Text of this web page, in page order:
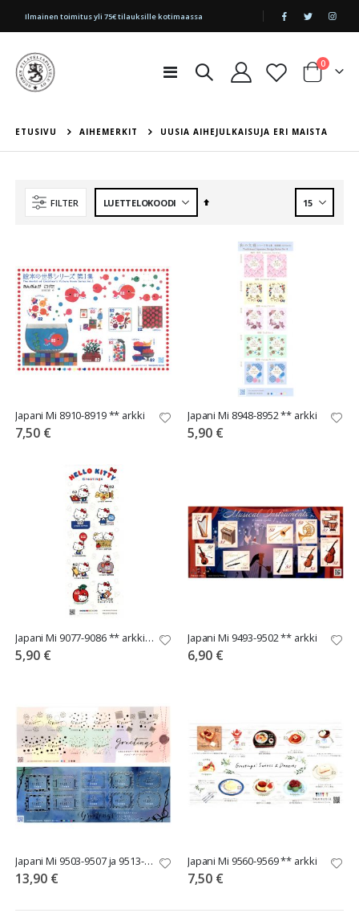
|
Ilmainen toimitus yli 75€ tilauksille kotimaassa
Toggle
Cart
0tuotetta
ETUSIVU AIHEMERKIT UUSIA AIHEJULKAISUJA ERI MAISTA
FILTER
Aseta
Japani Mi 8910-8919 ** arkki
7,50 €
Japani Mi 8948-8952 ** arkki
5,90 €
Japani Mi 9077-9086 ** arkki Hello Kitty
5,90 €
Japani Mi 9493-9502 ** arkki
6,90 €
Japani Mi 9503-9507 ja 9513-9517 ** arkit
13,90 €
Japani Mi 9560-9569 ** arkki
7,50 €